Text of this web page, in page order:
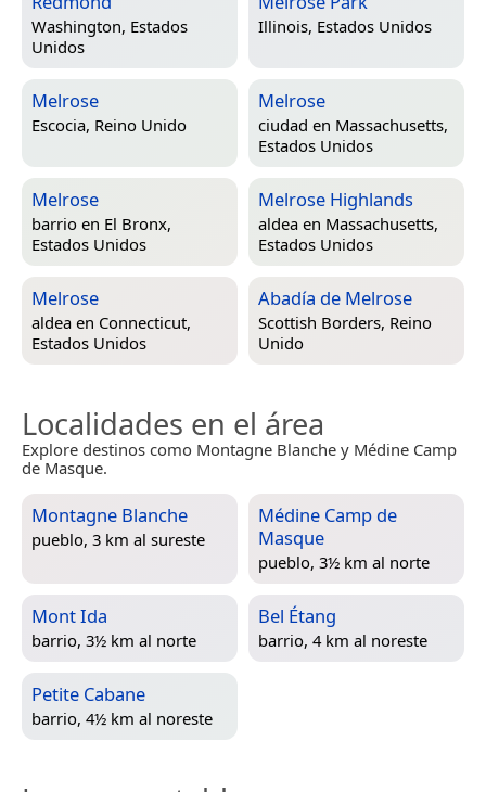
Washington, Estados
Unidos
Illinois, Estados Unidos
Melrose
Escocia, Reino Unido
Melrose
ciudad en Massachusetts,
Estados Unidos
Melrose
barrio en El Bronx,
Estados Unidos
Melrose Highlands
aldea en Massachusetts,
Estados Unidos
Melrose
aldea en Connecticut,
Estados Unidos
Abadía de Melrose
Scottish Borders, Reino
Unido
Localidades en el área
Explore destinos como Montagne Blanche y Médine Camp
de Masque.
Montagne Blanche
pueblo, 3 km al sureste
Médine Camp de
Masque
pueblo, 3½ km al norte
Mont Ida
barrio, 3½ km al norte
Bel Étang
barrio, 4 km al noreste
Petite Cabane
barrio, 4½ km al noreste